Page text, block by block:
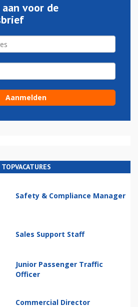
voor de
TOPVACATURES
Safety & Compliance Manager
Sales Support Staff
Junior Passenger Traffic
Officer
Commercial Director